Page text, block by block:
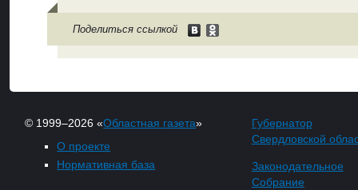
Поделиться ссылкой
© 1999–2026 «Областная газета»
О проекте
Нормативная база
Губернатор
Свердловской
Законодательное
Собрание